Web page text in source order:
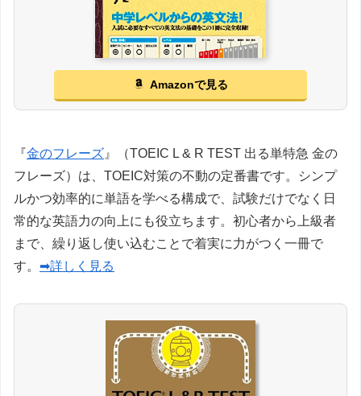
Amazonで見る
『金のフレーズ 』（TOEIC L & R TEST 出る単特急 金の
フレーズ）は、TOEIC対策の不動の定番書です。シンプ
ルかつ効率的に単語を学べる構成で、試験だけでなく日
常的な英語力の向上にも役立ちます。初心者から上級者
まで、繰り返し使い込むことで着実に力がつく一冊で
す。 ➡詳しく見る